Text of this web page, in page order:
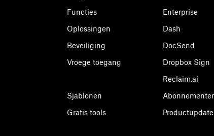
Functies
Oplossingen
Beveiliging
Vroege toegang
Sjablonen
Gratis tools
Enterprise
Dash
DocSend
Dropbox Sign
Reclaim.ai